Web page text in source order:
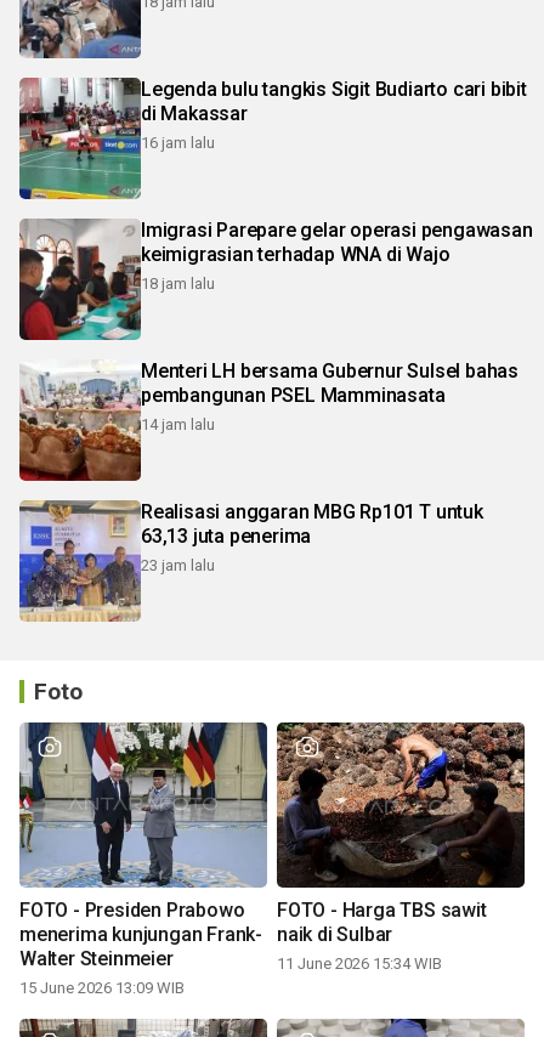
Legenda bulu tangkis Sigit Budiarto cari bibit
di Makassar
16 jam lalu
Imigrasi Parepare gelar operasi pengawasan
keimigrasian terhadap WNA di Wajo
18 jam lalu
Menteri LH bersama Gubernur Sulsel bahas
pembangunan PSEL Mamminasata
14 jam lalu
Realisasi anggaran MBG Rp101 T untuk
63,13 juta penerima
23 jam lalu
Foto
FOTO - Presiden Prabowo
menerima kunjungan Frank-
Walter Steinmeier
15 June 2026 13:09 WIB
FOTO - Harga TBS sawit
naik di Sulbar
11 June 2026 15:34 WIB